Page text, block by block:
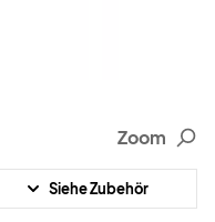
Zoom
Siehe Zubehör